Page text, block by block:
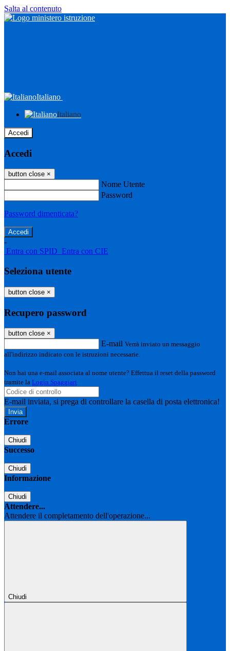
Salta al contenuto
Italiano
Italiano
Accedi
Accedi
button close ×
Nome Utente
Password
Password dimenticata?
-
Entra con SPID Entra con CIE
Seleziona utente
button close ×
Recupero password
button close ×
E-mail Verrà inviato un messaggio
all'indirizzo indicato con le istruzioni necessarie.
Non hai una e-mail associata al nome utente? Effettua il reset della password
tramite la Login Spaggiari
E-mail inviata, si prega di controllare la casella di posta elettronica!
Errore
Chiudi
Successo
Chiudi
Informazione
Chiudi
Attendere...
Attendere il completamento dell'operazione...
Chiudi